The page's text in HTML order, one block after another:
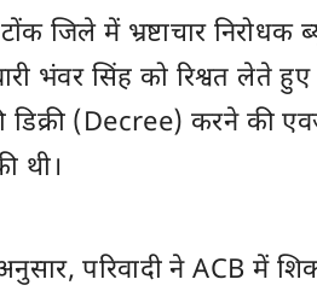
जिले में भ्रष्टाचार निरोधक
भंवर सिंह को रिश्वत लेते हुए
डिक्री (Decree) करने की
थी।
परिवादी ने ACB में